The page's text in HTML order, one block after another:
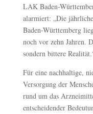
LAK Baden-
alarmiert: „Die
Baden-Württemberg
noch vor zehn Jahren.
sondern bittere
Für eine nachhaltige,
Versorgung der
rund um das
entscheidender